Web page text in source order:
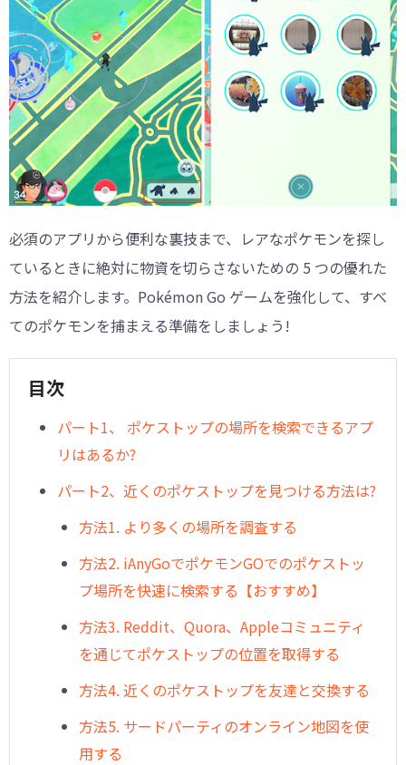
必須のアプリから便利な裏技まで、レアなポケモンを探し
ているときに絶対に物資を切らさないための 5 つの優れた
方法を紹介します。Pokémon Go ゲームを強化して、すべ
てのポケモンを捕まえる準備をしましょう!
目次
パート1、 ポケストップの場所を検索できるアプ
リはあるか?
パート2、近くのポケストップを見つける方法は?
方法1. より多くの場所を調査する
方法2. iAnyGoでポケモンGOでのポケストッ
プ場所を快速に検索する【おすすめ】
方法3. Reddit、Quora、Appleコミュニティ
を通じてポケストップの位置を取得する
方法4. 近くのポケストップを友達と交換する
方法5. サードパーティのオンライン地図を使
用する